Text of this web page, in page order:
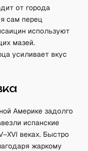
от города
сам перец
используют
мазей.
усиливает вкус
Америке задолго
испанские
веках. Быстро
жаркому